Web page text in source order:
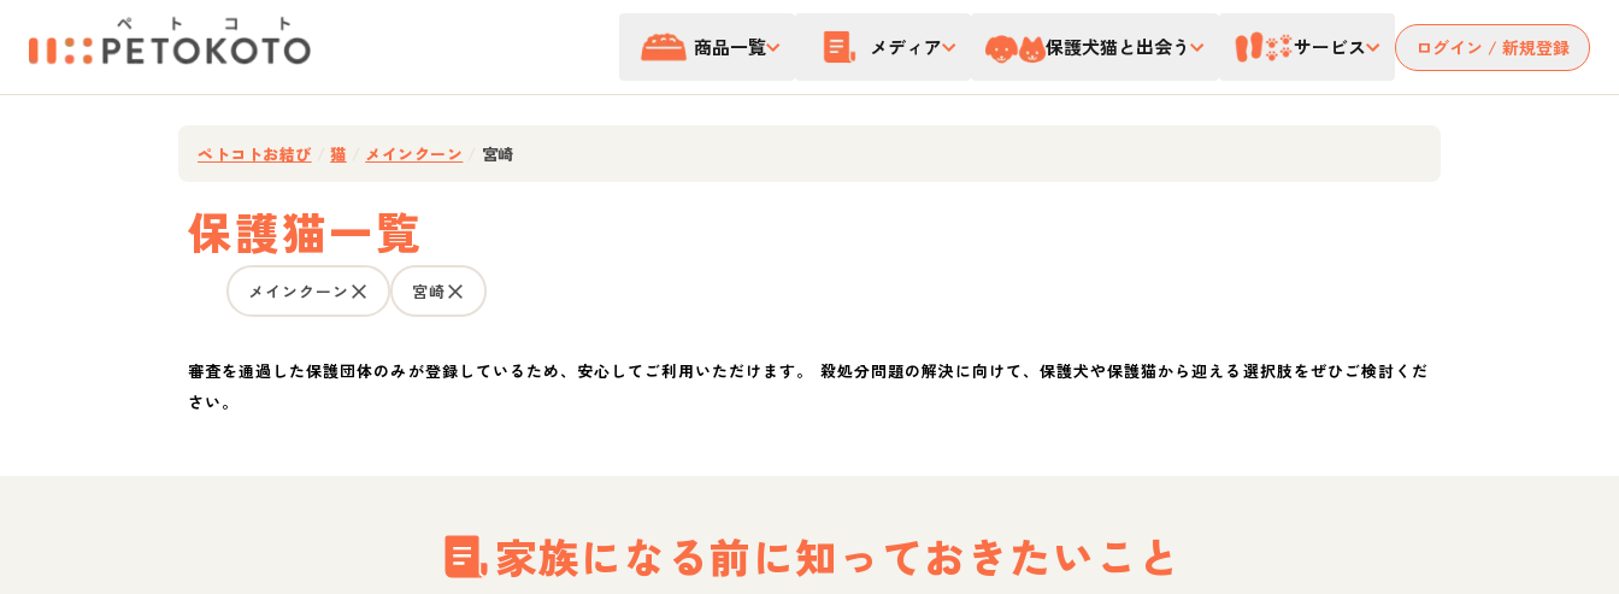
商品一覧 メディア 保護犬猫と出会う サービス ログイン / 新規登録
ペトコトお結び 猫 メインクーン 宮崎
保護猫一覧
メインクーン 宮崎
審査を通過した保護団体のみが登録しているため、安心してご利用いただけます。 殺処分問題の解決に向けて、保護犬や保護猫から迎える選択肢をぜひご検討くだ
さい。
家族になる前に知っておきたいこと